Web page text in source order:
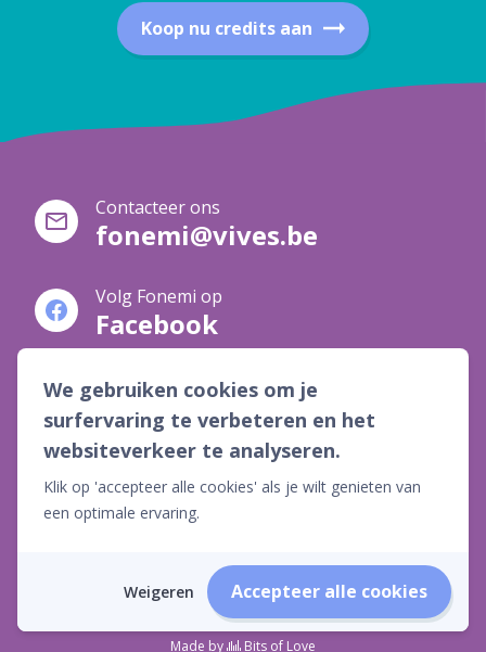
Koop nu credits aan
Contacteer ons
fonemi@vives.be
Volg Fonemi op
Facebook
Volg Fonemi op
YouTube
LinkedIn
Disclaimer en Privacyverklaring
Product- en Dienstenovereenkomst
Made by
Bits of Love
We gebruiken cookies om je
surfervaring te verbeteren en het
websiteverkeer te analyseren.
Klik op 'accepteer alle cookies' als je wilt genieten van
een optimale ervaring.
Weigeren Accepteer alle cookies